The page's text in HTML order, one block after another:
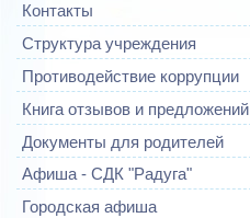
Контакты
Структура учреждения
Противодействие коррупции
Книга отзывов и предложений
Документы для родителей
Афиша - СДК "Радуга"
Городская афиша